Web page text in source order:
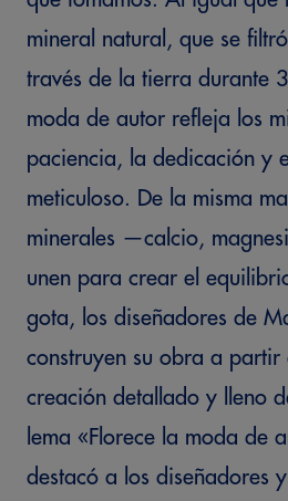
mineral natural, que se
través de la tierra durante
moda de autor refleja los
paciencia, la dedicación y
meticuloso. De la misma
minerales —calcio,
unen para crear el
gota, los diseñadores de
construyen su obra a partir
creación detallado y lleno
lema «Florece la moda de
destacó a los diseñadores